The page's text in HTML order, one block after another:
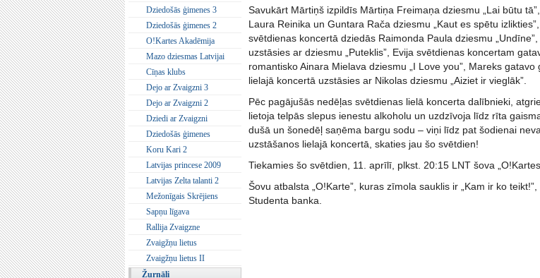
Dziedošās ģimenes 3
Dziedošās ģimenes 2
O!Kartes Akadēmija
Mazo dziesmas Latvijai
Cīņas klubs
Dejo ar Zvaigzni 3
Dejo ar Zvaigzni 2
Dziedi ar Zvaigzni
Dziedošās ģimenes
Koru Kari 2
Latvijas princese 2009
Latvijas Zelta talanti 2
Mežonīgais Skrējiens
Sapņu līgava
Rallija Zvaigzne
Zvaigžņu lietus
Zvaigžņu lietus II
Žurnāli
Savukārt Mārtiņš izpildīs Mārtiņa Freimaņa dziesmu „Lai būtu
Laura Reinika un Guntara Rača dziesmu „Kaut es spētu
svētdienas koncertā dziedās Raimonda Paula dziesmu
uzstāsies ar dziesmu „Puteklis”, Evija svētdienas koncertam
romantisko Ainara Mielava dziesmu „I Love you”, Mareks
lielajā koncertā uzstāsies ar Nikolas dziesmu „Aiziet ir vieglāk”.
Pēc pagājušās nedēļas svētdienas lielā koncerta dalībnieki,
lietoja telpās slepus ienestu alkoholu un uzdzīvoja līdz rīta
dušā un šonedēļ saņēma bargu sodu – viņi līdz pat šodienai
uzstāšanos lielajā koncertā, skaties jau šo svētdien!
Tiekamies šo svētdien, 11. aprīlī, plkst. 20:15 LNT šova
Šovu atbalsta „O!Karte”, kuras zīmola sauklis ir „Kam ir ko
Studenta banka.